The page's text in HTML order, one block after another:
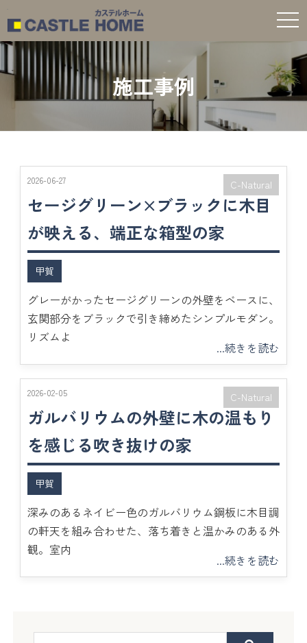
t
o
e
n
a
v
a
施工事例
2026-06-27
セージグリーン×ブラックに木目
が映える、端正な箱型の家
C-Natural
甲賀
グレーがかったセージグリーンの外壁をベースに、
玄関部分をブラックで引き締めたシンプルモダン。
リズムよ
...続きを読む
2026-02-05
ガルバリウムの外壁に木の温もり
を感じる吹き抜けの家
C-Natural
甲賀
深みのあるネイビー色のガルバリウム鋼板に木目調
の軒天を組み合わせた、落ち着きと温かみのある外
観。室内
...続きを読む